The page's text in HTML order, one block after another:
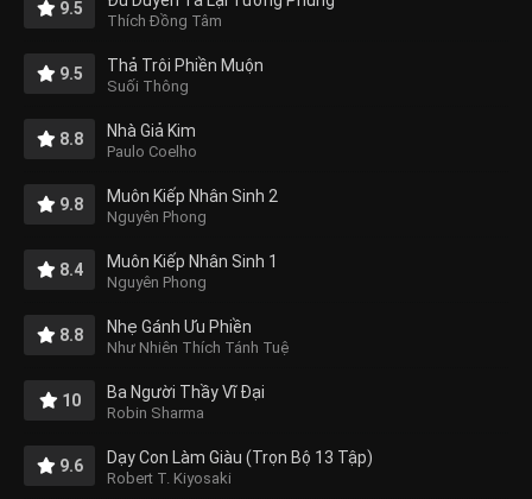
9.5
Thích Đồng Tâm
9.5 Thả Trôi Phiền Muộn
Suối Thông
8.8 Nhà Giả Kim
Paulo Coelho
9.8 Muôn Kiếp Nhân Sinh 2
Nguyên Phong
8.4 Muôn Kiếp Nhân Sinh 1
Nguyên Phong
8.8 Nhẹ Gánh Ưu Phiền
Như Nhiên Thích Tánh Tuệ
10 Ba Người Thầy Vĩ Đại
Robin Sharma
9.6 Dạy Con Làm Giàu (Trọn Bộ 13 Tập)
Robert T. Kiyosaki